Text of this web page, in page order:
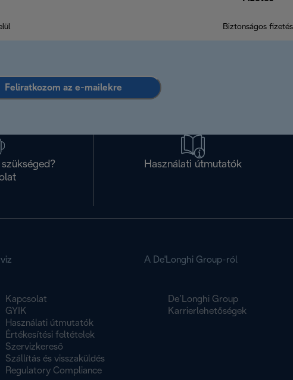
Biztonságos fizetés
Feliratkozom az e-mailekre
Használati útmutatók
Kapcsolat
GYIK
Használati útmutatók
Értékesítési feltételek
Szervizkereső
Szállítás és visszaküldés
Regulatory Compliance
A De'Longhi Group-ról
De’Longhi Group
Karrierlehetőségek